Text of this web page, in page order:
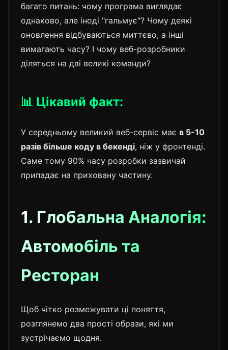
багато питань: чому програма виглядає
однаково, але іноді "гальмує"? Чому деякі
оновлення відбуваються миттєво, а інші
вимагають часу? І чому веб-розробники
діляться на дві великі команди?
📊 Цікавий факт:
У середньому великий веб-сервіс має в 5-10
разів більше коду в бекенді, ніж у фронтенді.
Саме тому 90% часу розробки зазвичай
припадає на приховану частину.
1. Глобальна Аналогія:
Автомобіль та
Ресторан
Щоб чітко розмежувати ці поняття,
розглянемо два прості образи, які ми
зустрічаємо щодня.